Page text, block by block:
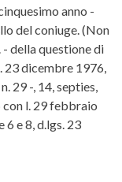
anno -
del coniuge. (Non
della questione di
dicembre 1976,
29 -, 14, septies,
l. 29 febbraio
6 e 8, d.lgs. 23